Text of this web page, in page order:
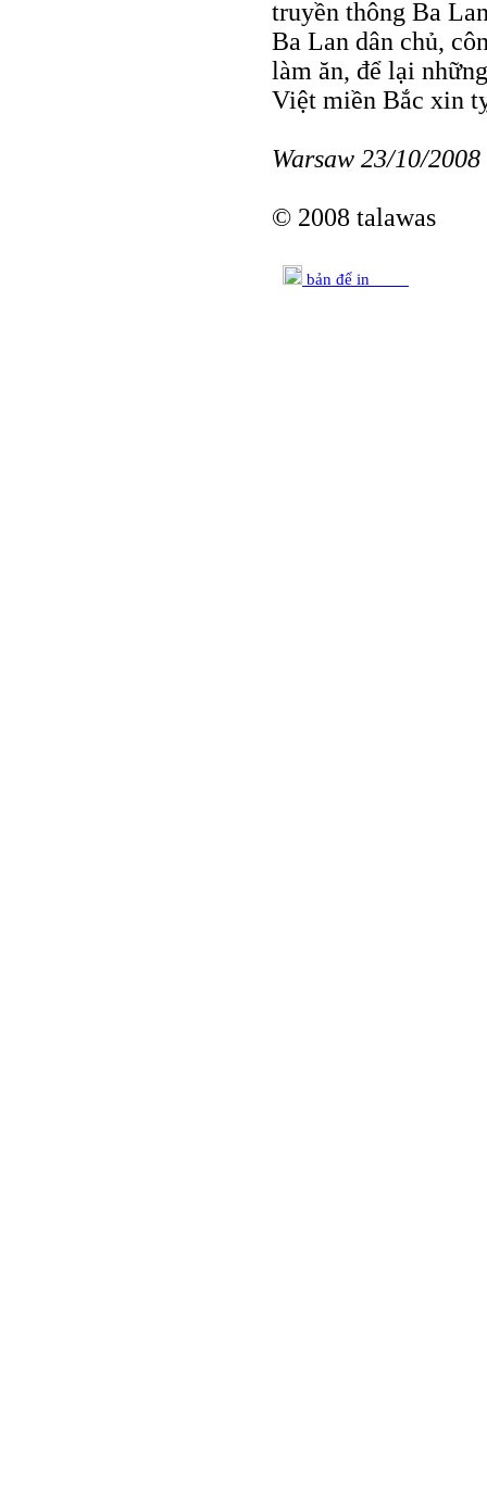
truyền thông Ba
Ba Lan dân chủ,
làm ăn, để lại
Việt miền Bắc xin
Warsaw 23/10/2008
© 2008 talawas
bản để in